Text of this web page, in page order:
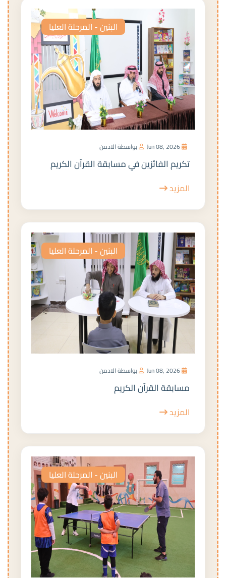
البنين - المرحلة العليا
بواسطة الادمن
تكريم الفائزين في مسابقة القرآن الكريم
المزيد
البنين - المرحلة العليا
بواسطة الادمن
مسابقة القرآن الكريم
المزيد
البنين - المرحلة العليا